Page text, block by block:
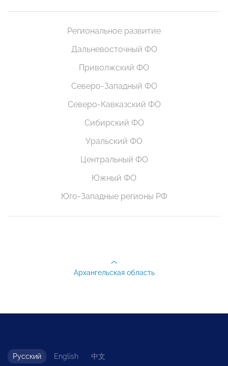
Региональное развитие
Дальневосточный ФО
Приволжский ФО
Северо-Западный ФО
Северо-Кавказский ФО
Сибирский ФО
Уральский ФО
Центральный ФО
Южный ФО
Юго-Западные регионы РФ
Архангельская область
Русский English 中文